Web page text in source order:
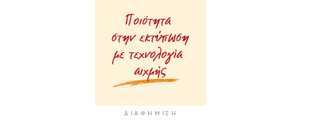
ΔΙΑΦΉΜΙΣΗ